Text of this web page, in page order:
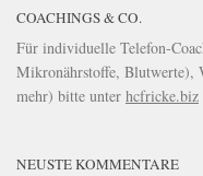
COACHINGS & CO.
Für individuelle Telefon-
Mikronährstoffe, Blutwerte),
mehr) bitte unter hcfricke.biz
NEUSTE KOMMENTARE